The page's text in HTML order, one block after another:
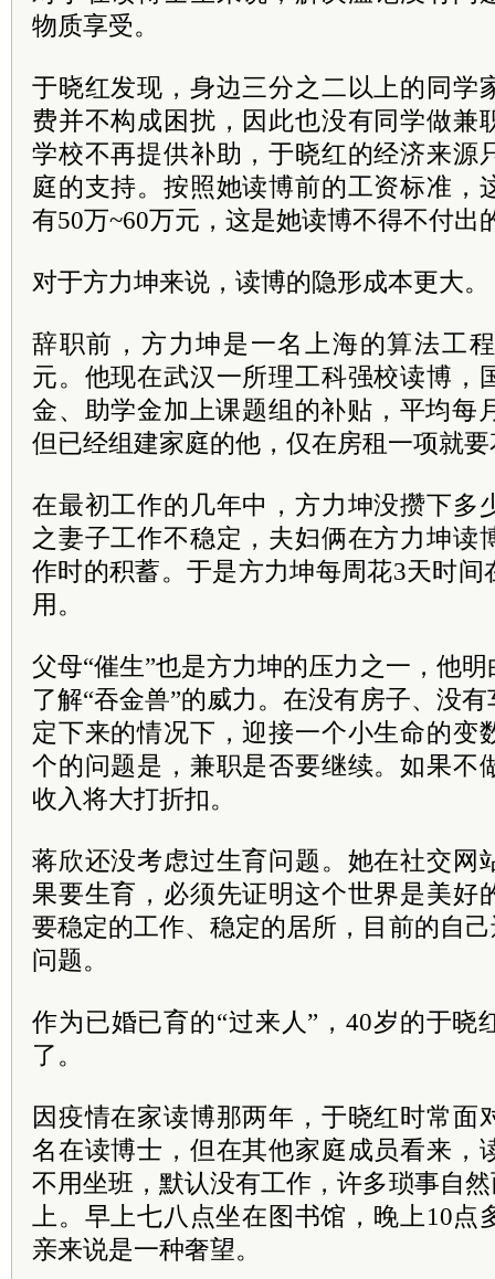
物质享受。
于晓红发现，身边三分之二以上的同学
费并不构成困扰，因此也没有同学做兼
学校不再提供补助，于晓红的经济来源
庭的支持。按照她读博前的工资标准，
有50万~60万元，这是她读博不得不付出
对于方力坤来说，读博的隐形成本更大。
辞职前，方力坤是一名上海的算法工
元。他现在武汉一所理工科强校读博，
金、助学金加上课题组的补贴，平均每
但已经组建家庭的他，仅在房租一项就
在最初工作的几年中，方力坤没攒下多
之妻子工作不稳定，夫妇俩在方力坤读
作时的积蓄。于是方力坤每周花3天时
用。
父母“催生”也是方力坤的压力之一，他
了解“吞金兽”的威力。在没有房子、没
定下来的情况下，迎接一个小生命的变
个的问题是，兼职是否要继续。如果不
收入将大打折扣。
蒋欣还没考虑过生育问题。她在社交网
果要生育，必须先证明这个世界是美好
要稳定的工作、稳定的居所，目前的自
问题。
作为已婚已育的“过来人”，40岁的于晓
了。
因疫情在家读博那两年，于晓红时常面
名在读博士，但在其他家庭成员看来，
不用坐班，默认没有工作，许多琐事自
上。早上七八点坐在图书馆，晚上10
亲来说是一种奢望。